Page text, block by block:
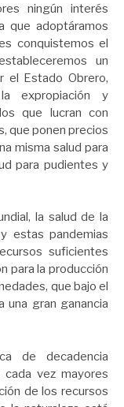
ningún interés
que adoptáramos
conquistemos el
un
el Estado Obrero,
expropiación y
que lucran con
que ponen precios
misma salud para
para pudientes y
la salud de la
estas pandemias
suficientes
para la producción
que bajo el
una gran ganancia
de decadencia
cada vez mayores
de los recursos